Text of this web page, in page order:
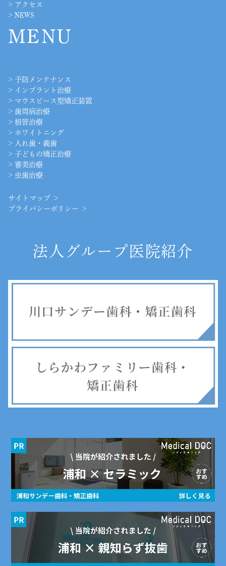
> アクセス
> NEWS
MENU
> 予防メンテナンス
> インプラント治療
> マウスピース型矯正装置
> 歯周病治療
> 根管治療
> ホワイトニング
> 入れ歯・義歯
> 子どもの矯正治療
> 審美治療
> 虫歯治療
サイトマップ ＞
プライバシーポリシー ＞
法人グループ医院紹介